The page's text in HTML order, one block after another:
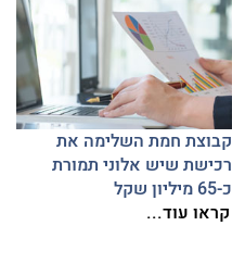
קבוצת חמת השלימה את
רכישת שיש אלוני תמורת
כ-65 מיליון שקל
קראו עוד...